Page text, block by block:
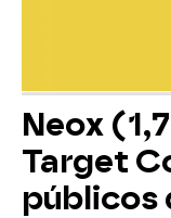
Neox
Target
públicos